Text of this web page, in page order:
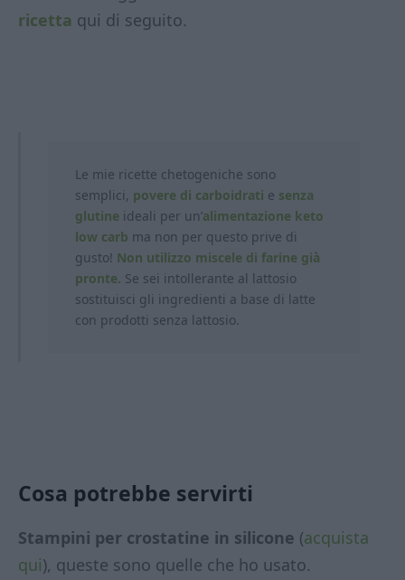
ricetta qui di seguito.
Le mie ricette chetogeniche sono
semplici, povere di carboidrati e senza
glutine ideali per un’alimentazione keto
low carb ma non per questo prive di
gusto! Non utilizzo miscele di farine già
pronte. Se sei intollerante al lattosio
sostituisci gli ingredienti a base di latte
con prodotti senza lattosio.
Cosa potrebbe servirti
Stampini per crostatine in silicone (acquista
qui), queste sono quelle che ho usato.